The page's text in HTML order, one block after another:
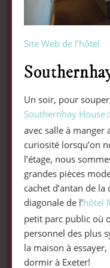
Site Web de l’hôtel
Un soir, pour
Southernhay House
avec salle à manger
curiosité lorsqu’on
l’étage, nous
grandes pièces
cachet d’antan de
diagonale de l’hôtel
petit parc public où
personnel des plus
la maison à essayer,
dormir à Exeter!